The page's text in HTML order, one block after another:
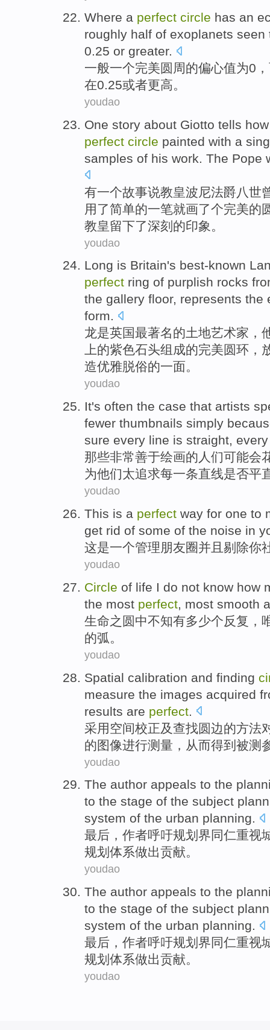
Where a perfect circle has an
roughly half of exoplanets seen
0.25 or greater.
一般一个完美圆周的偏心值为0，
在0.25或者更高。
youdao
One story about Giotto tells
perfect circle painted with a
samples of his work. The Pope
有一个故事说教皇波尼法爵八世
用了简单的一笔就画了个完美的
教皇留下了深刻的印象。
youdao
Long is Britain's best-known
perfect ring of purplish rocks
the gallery floor, represents the
form.
龙是英国最著名的土地艺术家 ，
上的紫色石头组成的完美圆环 ，
造优雅脱俗的一面。
youdao
It's often the case that artists
fewer thumbnails simply
sure every line is straight,
那些非常善于绘画的人们可能会
为他们太追求每一条直线是否平
youdao
This is a perfect way for one to
get rid of some of the noise in
这是一个管理 朋友圈并且 剔除你
youdao
Circle of life I do not know how
the most perfect, most smooth
生命之 圆中不知有多少个反复 ，
的弧。
youdao
Spatial calibration and finding
measure the images acquired
results are perfect
采用空间校正及查找圆边的方法
的图像进行测量 ，从而得到被测
youdao
The author appeals to the
to the stage of the subject
system of the urban planning.
最后， 作者呼吁规划 界同仁重视
规划 体系做出贡献。
youdao
The author appeals to the
to the stage of the subject
system of the urban planning.
最后， 作者呼吁规划 界同仁重视
规划 体系做出贡献。
youdao